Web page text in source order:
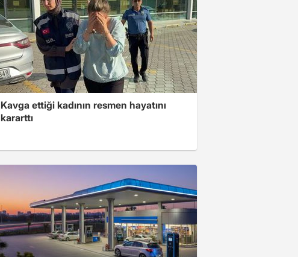
Kavga ettiği kadının resmen hayatını
kararttı